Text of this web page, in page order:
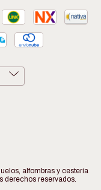
alfombras y cestería
reservados.